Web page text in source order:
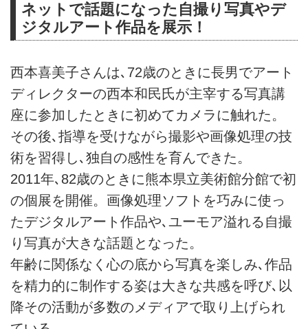
ネットで話題になった自撮り写真やデ
ジタルアート作品を展示！
西本喜美子さんは､72歳のときに長男でアート
ディレクターの西本和民氏が主宰する写真講
座に参加したときに初めてカメラに触れた。
その後､指導を受けながら撮影や画像処理の技
術を習得し､独自の感性を育んできた。
2011年､82歳のときに熊本県立美術館分館で初
の個展を開催。画像処理ソフトを巧みに使っ
たデジタルアート作品や､ユーモア溢れる自撮
り写真が大きな話題となった。
年齢に関係なく心の底から写真を楽しみ､作品
を精力的に制作する姿は大きな共感を呼び､以
降その活動が多数のメディアで取り上げられ